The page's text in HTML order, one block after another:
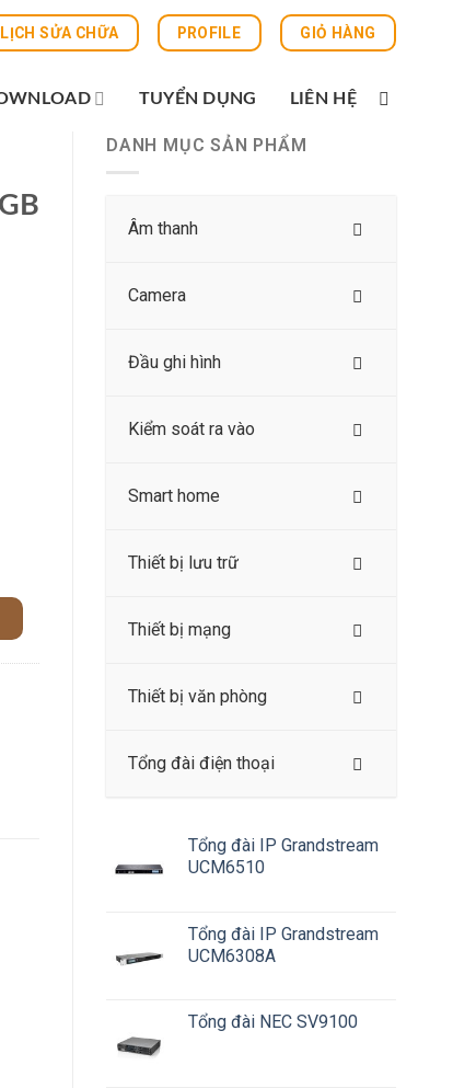
SỬA CHỮA PROFILE GIỎ HÀNG
TUYỂN DỤNG LIÊN HỆ
DANH MỤC SẢN PHẨM
Âm thanh
Camera
Đầu ghi hình
Kiểm soát ra vào
Smart home
Thiết bị lưu trữ
Thiết bị mạng
Thiết bị văn phòng
Tổng đài điện thoại
Tổng đài IP Grandstream
UCM6510
Tổng đài IP Grandstream
UCM6308A
Tổng đài NEC SV9100